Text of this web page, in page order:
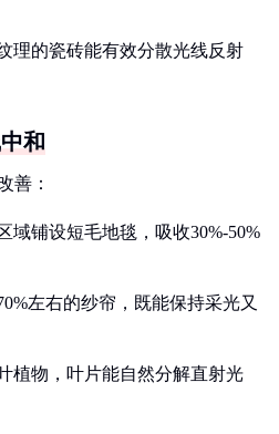
理的瓷砖能有效分散光线反射
和
善：
域铺设短毛地毯，吸收30%-50%
左右的纱帘，既能保持采光又
植物，叶片能自然分解直射光